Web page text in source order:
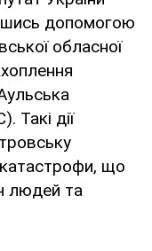
допомогою
обласної
Такі дії
що
людей та